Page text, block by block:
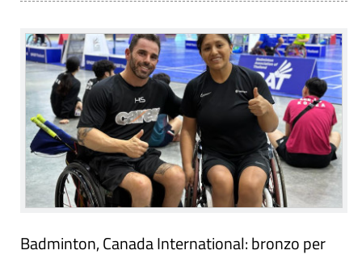
Badminton, Canada International: bronzo per